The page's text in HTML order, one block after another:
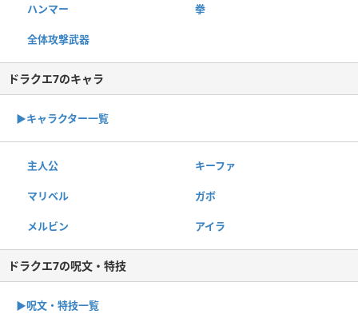
ハンマー 拳
全体攻撃武器
ドラクエ7のキャラ
▶︎キャラクター一覧
主人公 キーファ
マリベル ガボ
メルビン アイラ
ドラクエ7の呪文・特技
▶︎呪文・特技一覧